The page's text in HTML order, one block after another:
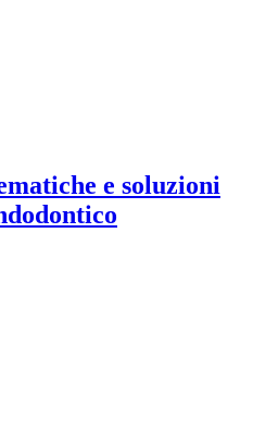
e soluzioni